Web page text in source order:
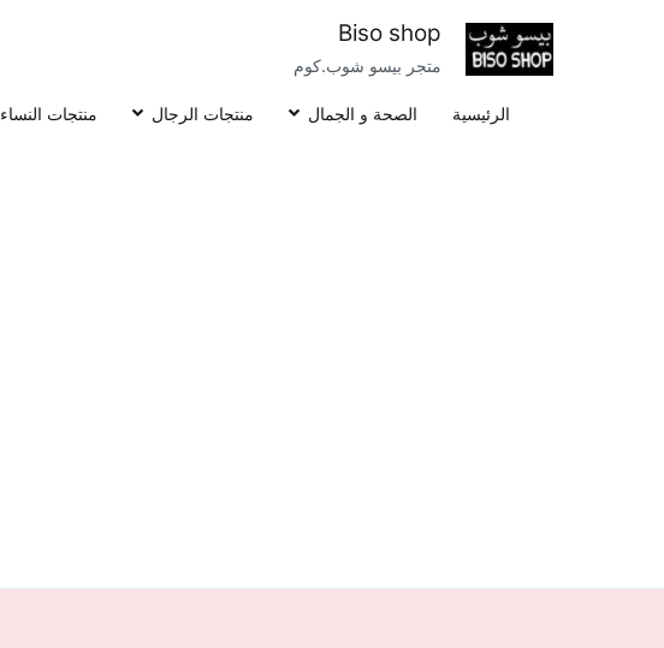
Biso shop
متجر بيسو شوب.كوم
الرئيسية الصحة و الجمال منتجات الرجال منتجات النساء